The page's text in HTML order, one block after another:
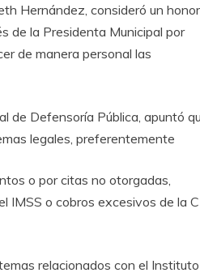
Hernández, consideró un honor
de la Presidenta Municipal por
de manera personal las
de Defensoría Pública, apuntó
legales, preferentemente
o por citas no otorgadas,
o cobros excesivos de la
relacionados con el